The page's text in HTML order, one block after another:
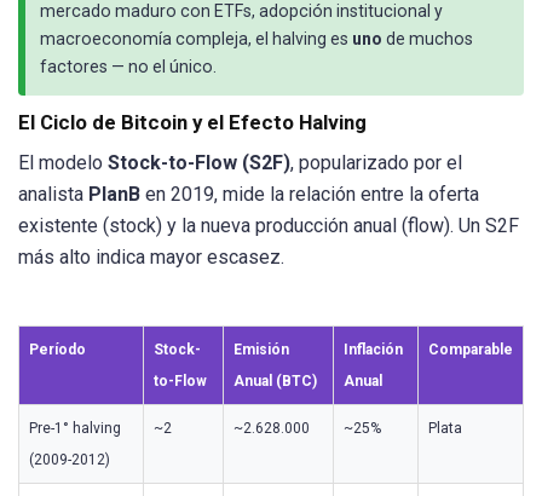
mercado maduro con ETFs, adopción institucional y
macroeconomía compleja, el halving es uno de muchos
factores — no el único.
El Ciclo de Bitcoin y el Efecto Halving
El modelo Stock-to-Flow (S2F), popularizado por el
analista PlanB en 2019, mide la relación entre la oferta
existente (stock) y la nueva producción anual (flow). Un S2F
más alto indica mayor escasez.
Período
Stock-
to-Flow
Emisión
Anual (BTC)
Inflación
Anual
Comparable
Pre-1° halving
(2009-2012)
~2 ~2.628.000 ~25% Plata